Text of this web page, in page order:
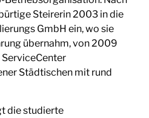
Steirerin 2003 in die
GmbH ein, wo sie
übernahm, von 2009
Städtischen mit rund
die studierte